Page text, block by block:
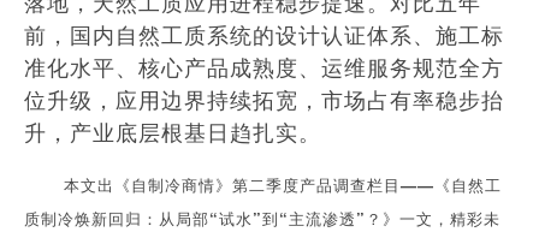
前，国内自然工质系统的设计认证体系、施工标
准化水平、核心产品成熟度、运维服务规范全方
位升级，应用边界持续拓宽，市场占有率稳步抬
升，产业底层根基日趋扎实。
本文出《自制冷商情》第二季度产品调查栏目——《自然工
质制冷焕新回归：从局部“试水”到“主流渗透”？》一文，精彩未